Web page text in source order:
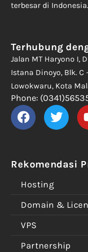
terbesar di Indonesia.
Rekomendasi
Hosting
Domain &
VPS
Partnership
Terhubung
Jalan MT Haryono I,
Istana Dinoyo, Blk. C
Lowokwaru, Kota
Phone: